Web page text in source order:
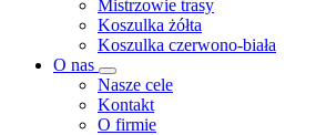
Mistrzowie trasy
Koszulka żółta
Koszulka czerwono-biała
O nas
Nasze cele
Kontakt
O firmie